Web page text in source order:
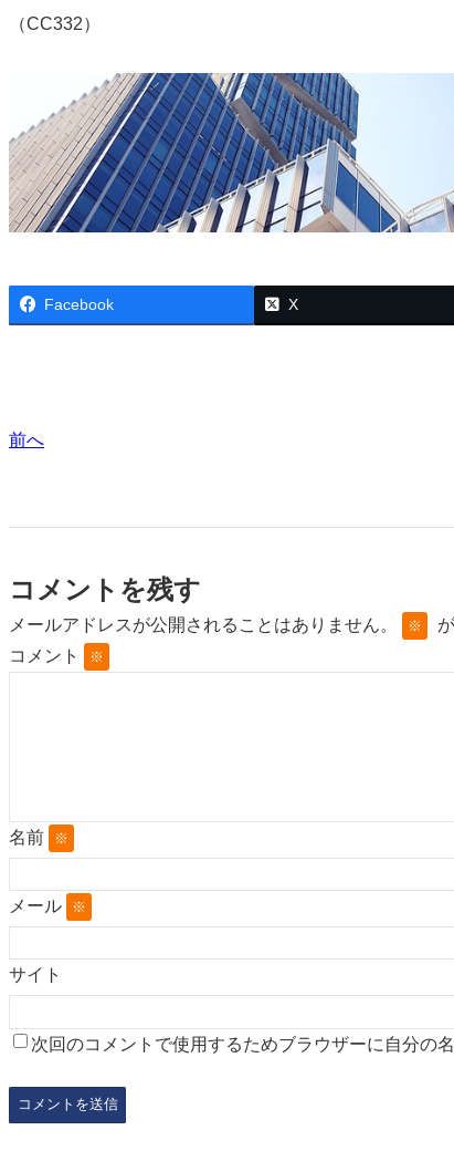
（CC332）
Facebook X
前へ
コメントを残す
メールアドレスが公開されることはありません。 ※
コメント
※
名前 ※
メール ※
サイト
次回のコメントで使用するためブラウザーに自分の